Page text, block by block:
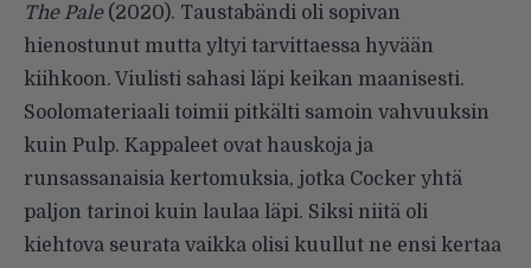
The Pale(2020). Taustabändi oli sopivan
hienostunut mutta yltyi tarvittaessa hyvään
kiihkoon. Viulisti sahasi läpi keikan maanisesti.
Soolomateriaali toimii pitkälti samoin vahvuuksin
kuin Pulp. Kappaleet ovat hauskoja ja
runsassanaisia kertomuksia, jotka Cocker yhtä
paljon tarinoi kuin laulaa läpi. Siksi niitä oli
kiehtova seurata vaikka olisi kuullut ne ensi kertaa